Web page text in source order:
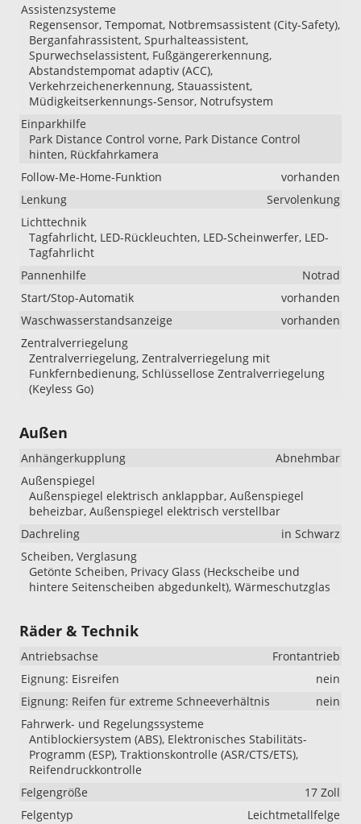
Assistenzsysteme
Regensensor, Tempomat, Notbremsassistent (City-Safety),
Berganfahrassistent, Spurhalteassistent,
Spurwechselassistent, Fußgängererkennung,
Abstandstempomat adaptiv (ACC),
Verkehrzeichenerkennung, Stauassistent,
Müdigkeitserkennungs-Sensor, Notrufsystem
Einparkhilfe
Park Distance Control vorne, Park Distance Control
hinten, Rückfahrkamera
Follow-Me-Home-Funktion
vorhanden
Lenkung
Servolenkung
Lichttechnik
Tagfahrlicht, LED-Rückleuchten, LED-Scheinwerfer, LED-
Tagfahrlicht
Pannenhilfe
Notrad
Start/Stop-Automatik
vorhanden
Waschwasserstandsanzeige
vorhanden
Zentralverriegelung
Zentralverriegelung, Zentralverriegelung mit
Funkfernbedienung, Schlüssellose Zentralverriegelung
(Keyless Go)
Außen
Anhängerkupplung
Abnehmbar
Außenspiegel
Außenspiegel elektrisch anklappbar, Außenspiegel
beheizbar, Außenspiegel elektrisch verstellbar
Dachreling
in Schwarz
Scheiben, Verglasung
Getönte Scheiben, Privacy Glass (Heckscheibe und
hintere Seitenscheiben abgedunkelt), Wärmeschutzglas
Räder & Technik
Antriebsachse
Frontantrieb
Eignung: Eisreifen
nein
Eignung: Reifen für extreme Schneeverhältnis
nein
Fahrwerk- und Regelungssysteme
Antiblockiersystem (ABS), Elektronisches Stabilitäts-
Programm (ESP), Traktionskontrolle (ASR/CTS/ETS),
Reifendruckkontrolle
Felgengröße
17 Zoll
Felgentyp
Leichtmetallfelge